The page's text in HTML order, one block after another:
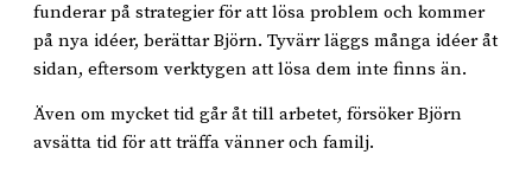
funderar på strategier för att lösa problem och kommer
på nya idéer, berättar Björn. Tyvärr läggs många idéer åt
sidan, eftersom verktygen att lösa dem inte finns än.
Även om mycket tid går åt till arbetet, försöker Björn
avsätta tid för att träffa vänner och familj.